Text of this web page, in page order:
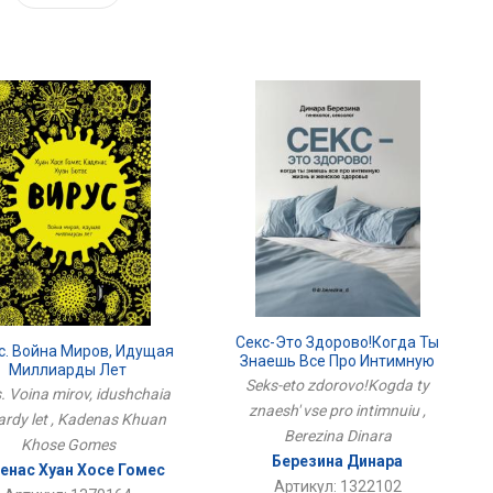
Война Миров, Идущая
Миллиарды Лет
Voina mirov, idushchaia
let , Kadenas Khuan
Khose Gomes
Хуан Хосе Гомес
Секс-Это Здорово!Когда Ты
Знаешь Все Про Интимную
Seks-eto zdorovo!Kogda ty
znaesh' vse pro intimnuiu ,
Berezina Dinara
Березина Динара
Артикул: 1322102